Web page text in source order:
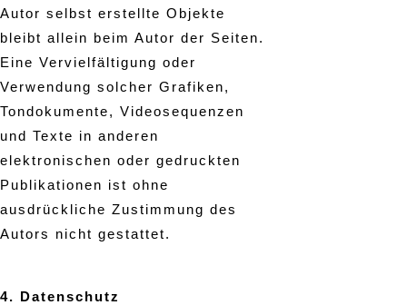
Autor selbst erstellte Objekte
bleibt allein beim Autor der Seiten.
Eine Vervielfältigung oder
Verwendung solcher Grafiken,
Tondokumente, Videosequenzen
und Texte in anderen
elektronischen oder gedruckten
Publikationen ist ohne
ausdrückliche Zustimmung des
Autors nicht gestattet.
4. Datenschutz